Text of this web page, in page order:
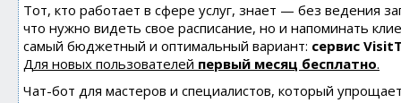
Тот, кто работает в сфере услуг, знает — без ведения
что нужно видеть свое расписание, но и напоминать
самый бюджетный и оптимальный вариант: сервис
Для новых пользователей первый месяц бесплатно.
Чат-бот для мастеров и специалистов, который